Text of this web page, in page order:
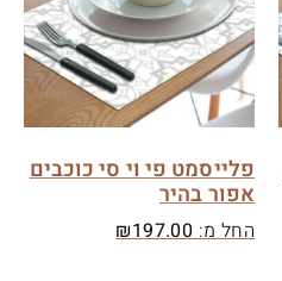
פלייסמט פי וי סי כוכבים
אפור בהיר
החל מ: ₪197.00